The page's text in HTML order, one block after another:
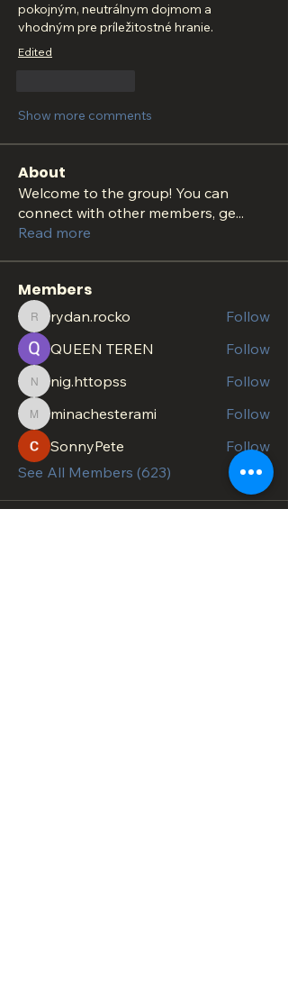
pokojným, neutrálnym dojmom a
vhodným pre príležitostné hranie.
Edited
Show more comments
About
Welcome to the group! You can
connect with other members, ge...
Read more
Members
rydan.rocko
rydan.rocko
Follow
QUEEN TEREN
Follow
nig.httopss
nig.httopss Follow
minachesterami
minachesterami
Follow
SonnyPete
Follow
See All Members (623)